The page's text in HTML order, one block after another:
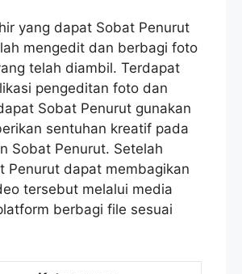
yang dapat Sobat Penurut
mengedit dan berbagi foto
telah diambil. Terdapat
pengeditan foto dan
Sobat Penurut gunakan
sentuhan kreatif pada
Sobat Penurut. Setelah
Penurut dapat membagikan
tersebut melalui media
berbagi file sesuai